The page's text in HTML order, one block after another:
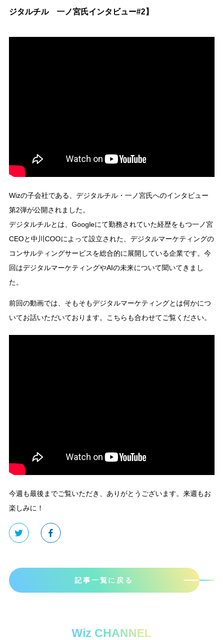
ジタルチル 一ノ宮氏インタビュー#2】
Wizの子会社である、デジタルチル・一ノ宮氏へのインタビュー
第2弾が公開されました。
デジタルチルとは、Googleにて勤務されていた経歴をもつ一ノ宮
CEOと中川COOによって設立された、デジタルマーケティングの
コンサルティングサービスを総合的に展開している企業です。今
回はデジタルマーケティングやAIの未来について聞いてきまし
た。
前回の動画では、そもそもデジタルマーケティングとは何かにつ
いてお話いただいております。こちらも合わせてご覧ください。
今週も最後までご覧いただき、ありがとうございます。来週もお
楽しみに！
記事一覧に戻る
Wiz CHANNEL